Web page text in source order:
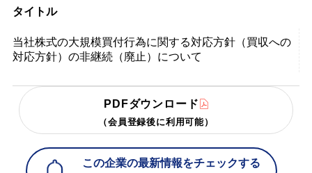
タイトル
当社株式の大規模買付行為に関する対応方針（買収への
対応方針）の非継続（廃止）について
PDFダウンロード
（会員登録後に利用可能）
この企業の最新情報をチェックする